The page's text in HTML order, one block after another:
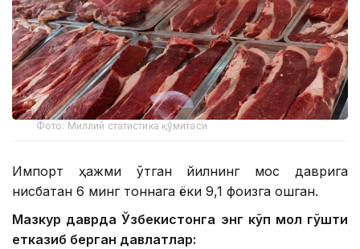
Фото: Миллий статистика қўмитаси
Импорт ҳажми ўтган йилнинг мос даврига
нисбатан 6 минг тоннага ёки 9,1 фоизга ошган.
Мазкур даврда Ўзбекистонга энг кўп мол гўшти
етказиб берган давлатлар: